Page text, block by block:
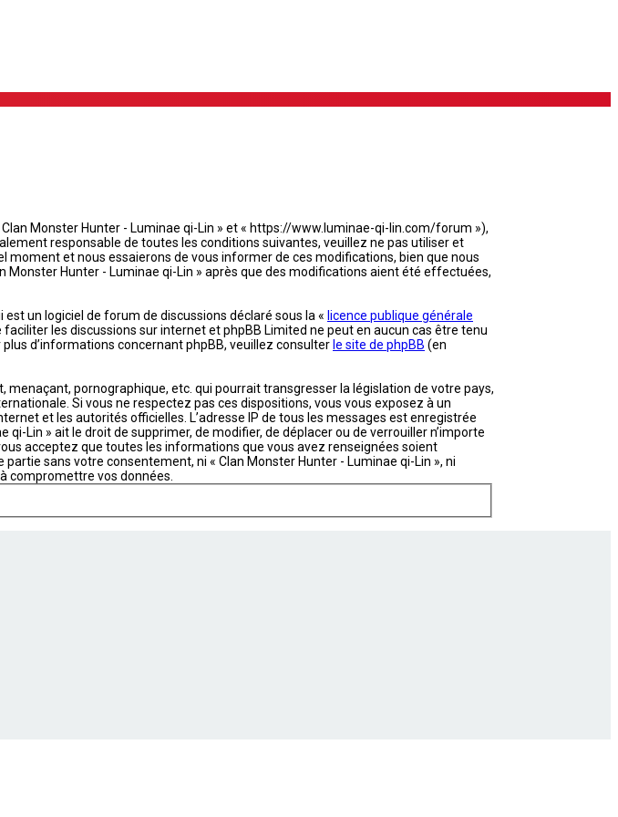
Clan Monster Hunter - Luminae qi-Lin » et « https://www.luminae-qi-lin.com/forum »),
responsable de toutes les conditions suivantes, veuillez ne pas utiliser et
moment et nous essaierons de vous informer de ces modifications, bien que nous
Hunter - Luminae qi-Lin » après que des modifications aient été effectuées,
un logiciel de forum de discussions déclaré sous la « licence publique générale
faciliter les discussions sur internet et phpBB Limited ne peut en aucun cas être tenu
d’informations concernant phpBB, veuillez consulter le site de phpBB (en
pornographique, etc. qui pourrait transgresser la législation de votre pays,
Si vous ne respectez pas ces dispositions, vous vous exposez à un
et les autorités officielles. L’adresse IP de tous les messages est enregistrée
Lin » ait le droit de supprimer, de modifier, de déplacer ou de verrouiller n’importe
acceptez que toutes les informations que vous avez renseignées soient
sans votre consentement, ni « Clan Monster Hunter - Luminae qi-Lin », ni
compromettre vos données.